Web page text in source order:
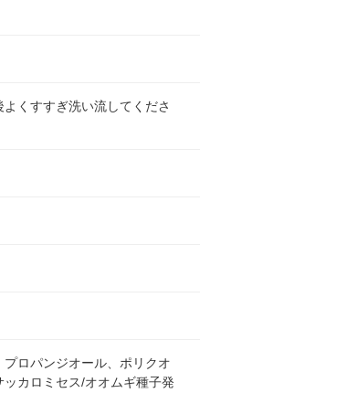
くすすぎ洗い流してくださ
ロパンジオール、ポリクオ
カロミセス/オオムギ種子発